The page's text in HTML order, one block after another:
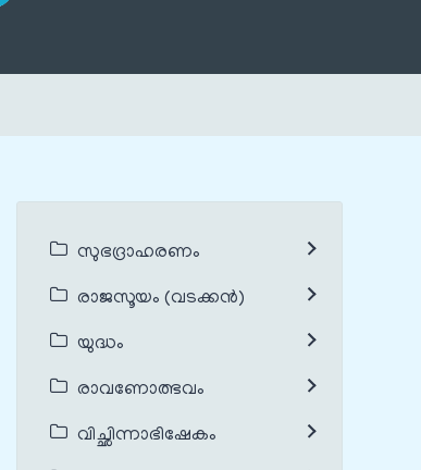
സുഭദ്രാഹരണം
രാജസൂയം (വടക്കൻ)
യുദ്ധം
രാവണോത്ഭവം
വിച്ഛിന്നാഭിഷേകം